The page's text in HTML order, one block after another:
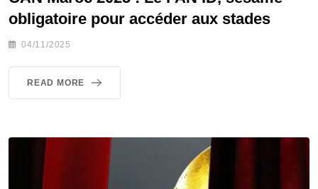
obligatoire pour accéder aux stades
04/11/2025
READ MORE